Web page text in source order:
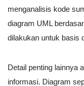
menganalisis kode
diagram UML
dilakukan untuk basis
Detail penting lainnya
informasi. Diagram